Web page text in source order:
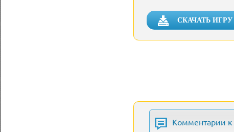
СКАЧАТЬ
Комментарии к